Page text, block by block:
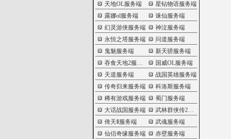
天地OL服务端
星钻物语服务端
露娜ol服务端
诛仙服务端
幻灵游侠服务端
神泣服务端
永恒之塔服务端
问道服务端
鬼魅服务端
新天骄服务端
吞食天地2服务端
国威OL服务端
天道服务端
战国英雄服务端
传奇归来服务端
科洛斯服务端
稀有游戏服务端
蜀门服务端
大话战国服务端
武林群侠传2服务端
倚天Ⅱ服务端
武魂服务端
仙侣奇缘服务端
赤壁服务端